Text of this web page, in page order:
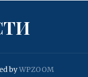
byWPZOOM